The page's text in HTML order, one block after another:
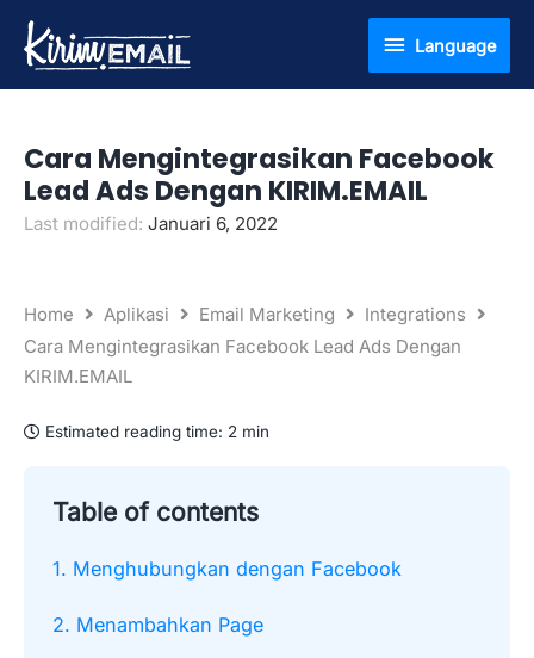
Language
Language
Cara Mengintegrasikan Facebook
Lead Ads Dengan KIRIM.EMAIL
Last modified: Januari 6, 2022
Home Aplikasi Email Marketing
Integrations
Cara Mengintegrasikan Facebook Lead Ads Dengan
KIRIM.EMAIL
Estimated reading time: 2 min
Table of contents
1. Menghubungkan dengan Facebook
2. Menambahkan Page